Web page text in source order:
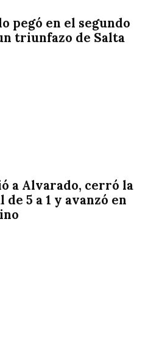
pegó en el segundo
triunfazo de Salta
a Alvarado, cerró la
5 a 1 y avanzó en